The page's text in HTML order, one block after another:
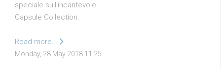
speciale sull'incantevole
Capsule Collection.
Read more...
Monday, 28 May 2018 11:25